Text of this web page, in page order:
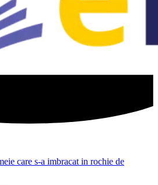
care s-a imbracat in rochie de